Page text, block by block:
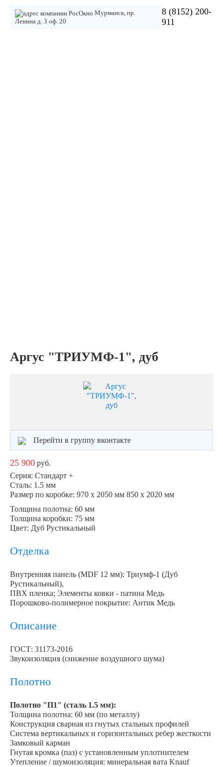
Мурманск, пр.
Ленина д. 3 оф. 20
8 (8152) 200-
911
Аргус "ТРИУМФ-1", дуб
Перейти в группу вконтакте
25 900 руб.
Серия: Стандарт +
Сталь: 1.5 мм
Размер по коробке: 970 х 2050 мм 850 х 2020 мм
Толщина полотна: 60 мм
Толщина коробки: 75 мм
Цвет: Дуб Рустикальный
Отделка
Внутренняя панель (MDF 12 мм): Триумф-1 (Дуб
Рустикальный),
ПВХ пленка; Элементы ковки - патина Медь
Порошково-полимерное покрытие: Антик Медь
Описание
ГОСТ: 31173-2016
Звукоизоляция (снижение воздушного шума)
Полотно
Полотно "П1" (сталь 1.5 мм):
Толщина полотна: 60 мм (по металлу)
Конструкция сварная из гнутых стальных профилей
Система вертикальных и горизонтальных ребер жесткости
Замковый карман
Гнутая кромка (паз) с установленным уплотнителем
Утепление / шумоизоляция: минеральная вата Knauf